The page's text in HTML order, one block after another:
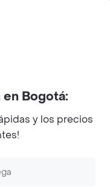
reserved.
Bogotá:
y los precios